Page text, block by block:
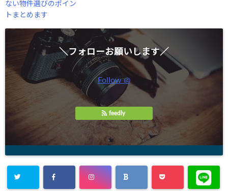
ない物件選びのポイン
トまとめます
＼フォローお願いします／
Follow @
feedly